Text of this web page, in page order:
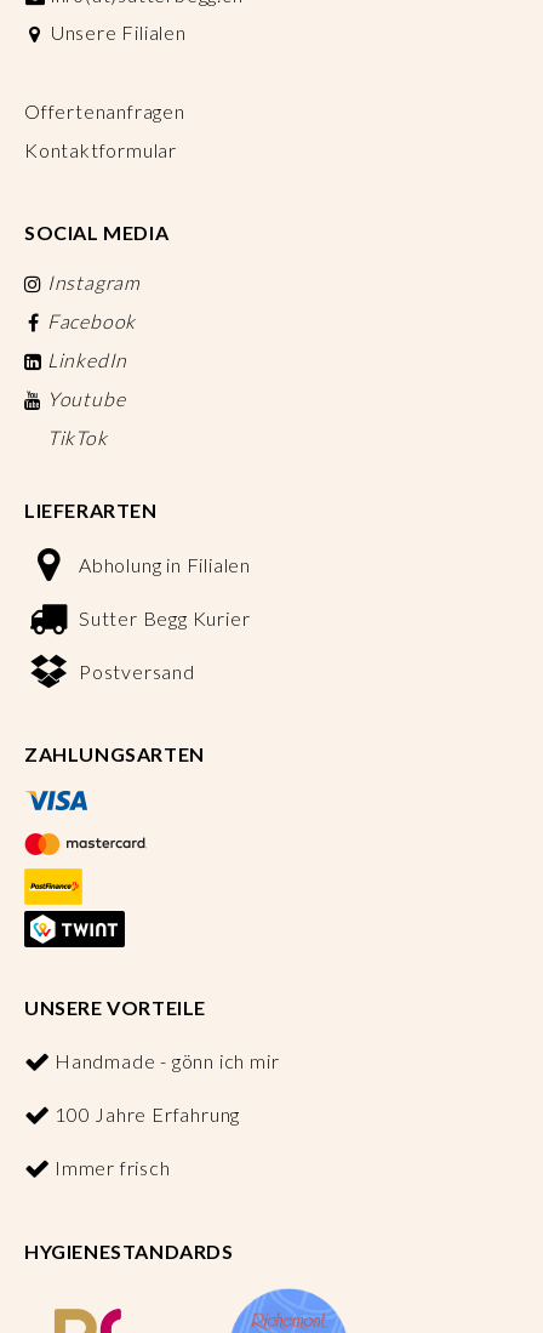
Unsere Filialen
Offertenanfragen
Kontaktformular
SOCIAL MEDIA
Instagram
Facebook
LinkedIn
Youtube
TikTok
LIEFERARTEN
Abholung in Filialen
Sutter Begg Kurier
Postversand
ZAHLUNGSARTEN
UNSERE VORTEILE
Handmade - gönn ich mir
100 Jahre Erfahrung
Immer frisch
HYGIENESTANDARDS